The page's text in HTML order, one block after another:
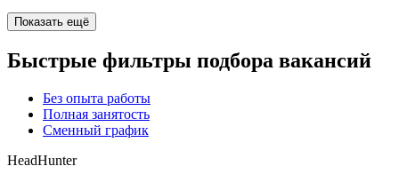
Показать ещё
Быстрые фильтры подбора вакансий
Без опыта работы
Полная занятость
Сменный график
HeadHunter